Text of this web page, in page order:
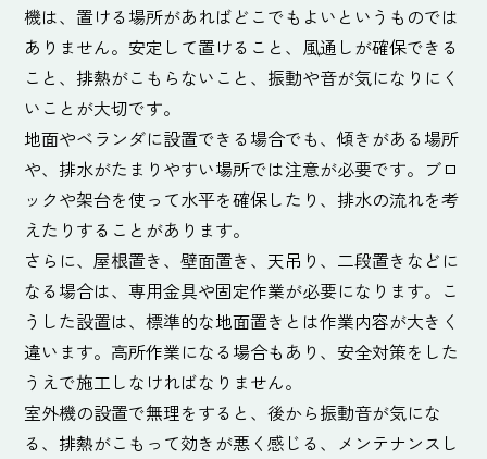
機は、置ける場所があればどこでもよいというものでは
ありません。安定して置けること、風通しが確保できる
こと、排熱がこもらないこと、振動や音が気になりにく
いことが大切です。
地面やベランダに設置できる場合でも、傾きがある場所
や、排水がたまりやすい場所では注意が必要です。ブロ
ックや架台を使って水平を確保したり、排水の流れを考
えたりすることがあります。
さらに、屋根置き、壁面置き、天吊り、二段置きなどに
なる場合は、専用金具や固定作業が必要になります。こ
うした設置は、標準的な地面置きとは作業内容が大きく
違います。高所作業になる場合もあり、安全対策をした
うえで施工しなければなりません。
室外機の設置で無理をすると、後から振動音が気にな
る、排熱がこもって効きが悪く感じる、メンテナンスし